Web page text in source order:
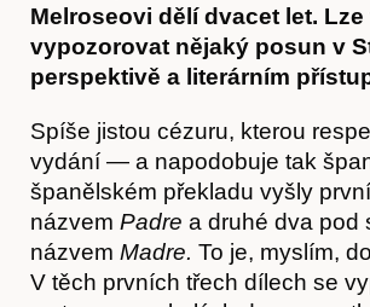
Akce
Melroseovi dělí dvacet let.
vypozorovat nějaký posun v
perspektivě a literárním
Spíše jistou cézuru, kterou
vydání — a napodobuje tak
španělském překladu vyšly
názvem Padre a druhé dva pod
názvem Madre. To je, myslím,
V těch prvních třech dílech se